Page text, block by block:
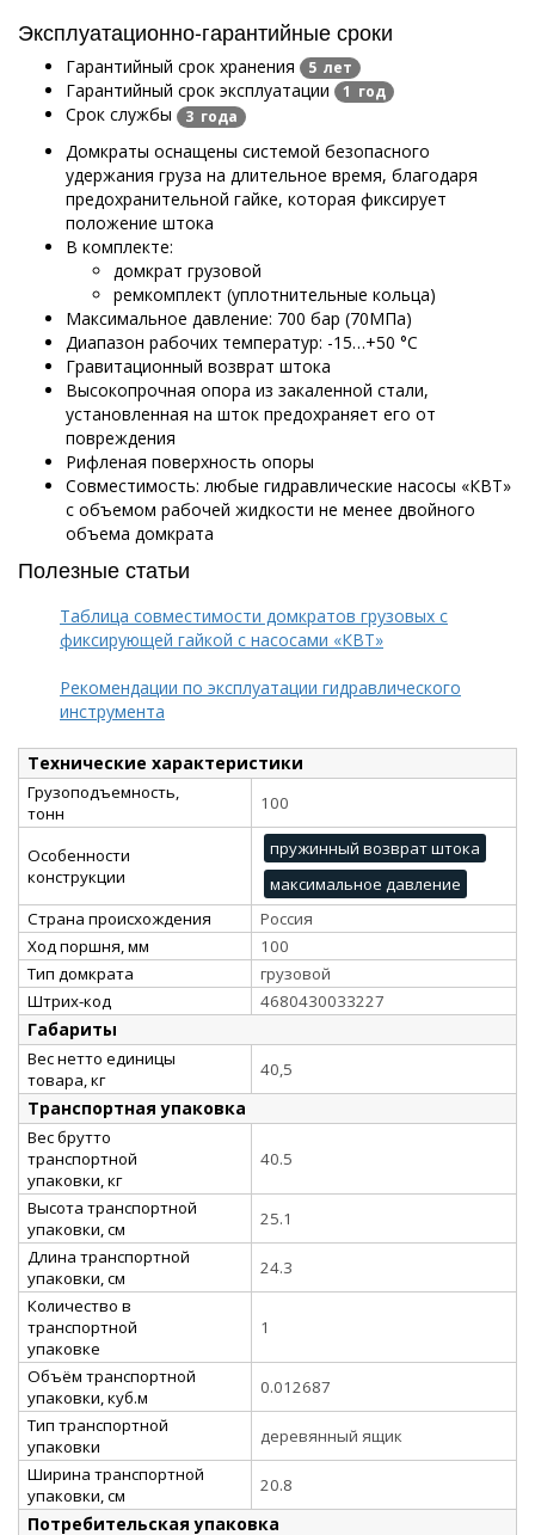
Эксплуатационно-гарантийные сроки
Гарантийный срок хранения 5 лет
Гарантийный срок эксплуатации 1 год
Срок службы 3 года
Домкраты оснащены системой безопасного
удержания груза на длительное время, благодаря
предохранительной гайке, которая фиксирует
положение штока
В комплекте:
домкрат грузовой
ремкомплект (уплотнительные кольца)
Максимальное давление: 700 бар (70МПа)
Диапазон рабочих температур: -15…+50 °С
Гравитационный возврат штока
Высокопрочная опора из закаленной стали,
установленная на шток предохраняет его от
повреждения
Рифленая поверхность опоры
Совместимость: любые гидравлические насосы «КВТ»
с объемом рабочей жидкости не менее двойного
объема домкрата
Полезные статьи
Таблица совместимости домкратов грузовых с
фиксирующей гайкой с насосами «КВТ»
Рекомендации по эксплуатации гидравлического
инструмента
Технические характеристики
Грузоподъемность,
тонн
100
Особенности
конструкции
пружинный возврат штока
максимальное давление
Страна происхождения
Россия
Ход поршня, мм
100
Тип домкрата
грузовой
Штрих-код
4680430033227
Габариты
Вес нетто единицы
товара, кг
40,5
Транспортная упаковка
Вес брутто
транспортной
упаковки, кг
40.5
Высота транспортной
упаковки, см
25.1
Длина транспортной
упаковки, см
24.3
Количество в
транспортной
упаковке
1
Объём транспортной
упаковки, куб.м
0.012687
Тип транспортной
упаковки
деревянный ящик
Ширина транспортной
упаковки, см
20.8
Потребительская упаковка